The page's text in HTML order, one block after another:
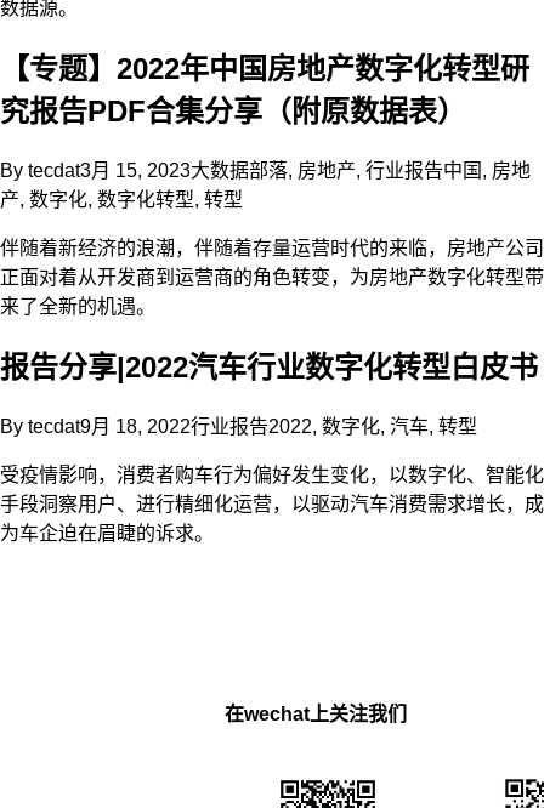
数据源。
【专题】2022年中国房地产数字化转型研
究报告PDF合集分享（附原数据表）
By tecdat3月 15, 2023大数据部落, 房地产, 行业报告中国 , 房地
产, 数字化, 数字化转型, 转型
伴随着新经济的浪潮，伴随着存量运营时代的来临，房地产公司
正面对着从开发商到运营商的角色转变，为房地产数字化转型带
来了全新的机遇。
报告分享|2022汽车行业数字化转型白皮书
By tecdat9月 18, 2022行业报告2022, 数字化, 汽车, 转型
受疫情影响，消费者购车行为偏好发生变化，以数字化、智能化
手段洞察用户、进行精细化运营，以驱动汽车消费需求增长，成
为车企迫在眉睫的诉求。
在wechat上关注我们